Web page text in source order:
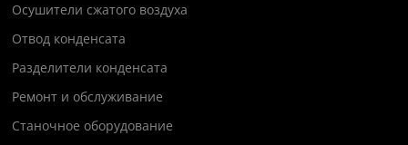
Осушители сжатого воздуха
Отвод конденсата
Разделители конденсата
Ремонт и обслуживание
Станочное оборудование